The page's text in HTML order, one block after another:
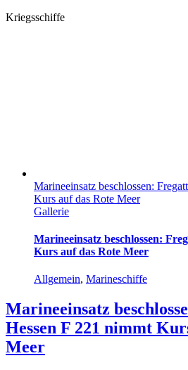
Kriegsschiffe
Marineeinsatz beschlossen:
Kurs auf das Rote Meer
Gallerie
Marineeinsatz beschlossen:
Kurs auf das Rote Meer
Allgemein, Marineschiffe
Marineeinsatz
Hessen F 221 nimmt
Meer